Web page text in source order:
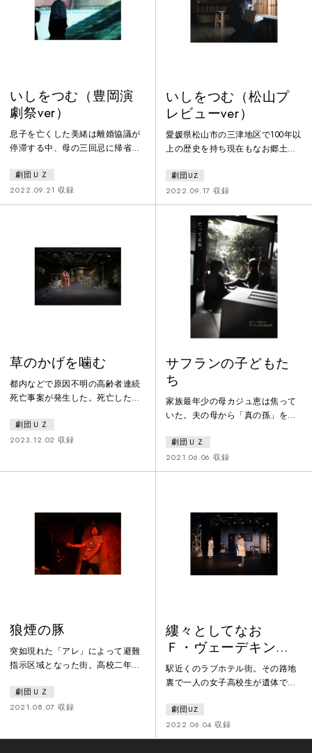
着いた先には、社会の隙間に落ち
込んだ人々の織りなす回廊が、人
間存在の深
影響で片腕を失った青野尚子の電
動義手手術への支援を求めるクラ
ウドファンディングが立ち上がる
いしをつむ（豊岡演
劇祭ver）
息子を亡くした美緒は離婚協議が
停滞する中、母の三回忌に帰省す
たどりつくのは果てしなく続く母
娘の軛か、それともー。愛媛の歴
史ある建造物を背景にした初演か
した作品。劇団UZ初の県外上演作
劇団ＵＺ
2022.09.21 収録
いしをつむ（松山プ
レビューver）
愛媛県松山市の三津地区で100年以
上の歴史を持ち現在もなお郷土に
三代を描く記憶と命の物語。時代
に翻弄されながら命をつないだ名
もなき人間の姿、母子に受け継が
れる心身の連鎖。一人の肉体を三
人の記憶が通り過ぎていく。
劇団UZ
2022.09.17 収録
草のかげを噛む
都内などで原因不明の高齢者連続
死亡事案が発生した。死亡した全
状態であること、彼らが同じ地区
出身者であることが浮かび上がる
先に見たものは……。日本限界突
破集落地獄外道祭文‼
劇団ＵＺ
2023.12.02 収録
サフランの子どもた
ち
家族最年少の母カジュ恵は焦って
いた。夫の母から「真の孫」を求
二人が妊娠していることも。なに
より長女幸子が十六カ月も身籠っ
ていることが－。ギリシア喜劇の
ト全員客演で送る、劇団ＵＺ旗揚
げ準備公演。
劇団ＵＺ
2021.06.06 収録
狼煙の豚
突如現れた「アレ」によって避難
指示区域となった街。高校二年の
り続けるニシダ君はわずか十日で
出産する謎の女ミクニとともに
劇団ＵＺ
2021.08.07 収録
縷々としてなお
Ｆ・ヴェーデキント
氏との邂逅あるいは
僅少の離別
駅近くのラブホテル街。その路地
裏で一人の女子高校生が遺体で発
カリが迷い込んだのは、仄暗く人
通りの少ない高架下。中華料理屋
の裏でジャガイモの皮を剥き続け
劇団UZ
2022.06.04 収録